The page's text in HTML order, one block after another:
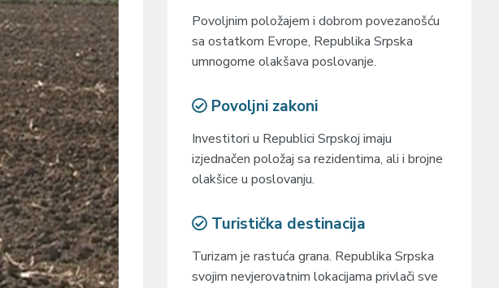
Povoljnim položajem i dobrom povezanošću
sa ostatkom Evrope, Republika Srpska
umnogome olakšava poslovanje.
Povoljni zakoni
Investitori u Republici Srpskoj imaju
izjednačen položaj sa rezidentima, ali i brojne
olakšice u poslovanju.
Turistička destinacija
Turizam je rastuća grana. Republika Srpska
svojim nevjerovatnim lokacijama privlači sve